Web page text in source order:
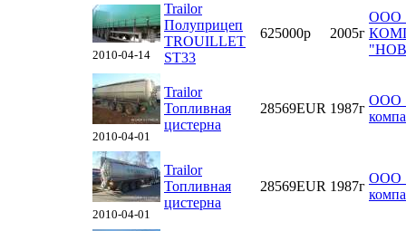
2010-04-14
Trailor
Полуприцеп
TROUILLET
ST33
625000р 2005г
ООО
2010-04-01
Trailor
Топливная
цистерна
28569EUR 1987г
ООО
2010-04-01
Trailor
Топливная
цистерна
28569EUR 1987г
ООО